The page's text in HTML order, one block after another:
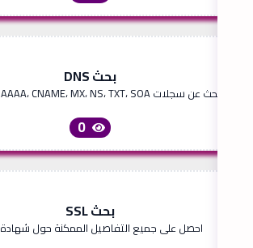
بحث DNS
ابحث عن سجلات A، AAAA، CNAME، MX، NS، TXT، SOA لنطاق.
0
بحث SSL
احصل على جميع التفاصيل الممكنة حول شهادة SSL.